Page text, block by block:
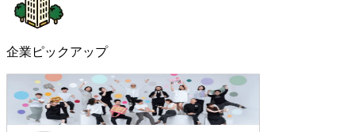
企業ピックアップ